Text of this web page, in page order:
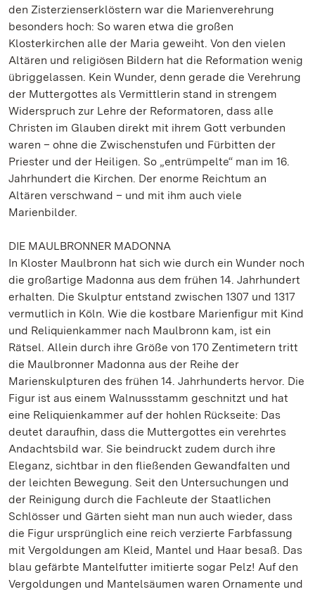
den Zisterzienserklöstern war die Marienverehrung
besonders hoch: So waren etwa die großen
Klosterkirchen alle der Maria geweiht. Von den vielen
Altären und religiösen Bildern hat die Reformation wenig
übriggelassen. Kein Wunder, denn gerade die Verehrung
der Muttergottes als Vermittlerin stand in strengem
Widerspruch zur Lehre der Reformatoren, dass alle
Christen im Glauben direkt mit ihrem Gott verbunden
waren – ohne die Zwischenstufen und Fürbitten der
Priester und der Heiligen. So „entrümpelte“ man im 16.
Jahrhundert die Kirchen. Der enorme Reichtum an
Altären verschwand – und mit ihm auch viele
Marienbilder.
DIE MAULBRONNER MADONNA
In Kloster Maulbronn hat sich wie durch ein Wunder noch
die großartige Madonna aus dem frühen 14. Jahrhundert
erhalten. Die Skulptur entstand zwischen 1307 und 1317
vermutlich in Köln. Wie die kostbare Marienfigur mit Kind
und Reliquienkammer nach Maulbronn kam, ist ein
Rätsel. Allein durch ihre Größe von 170 Zentimetern tritt
die Maulbronner Madonna aus der Reihe der
Marienskulpturen des frühen 14. Jahrhunderts hervor. Die
Figur ist aus einem Walnussstamm geschnitzt und hat
eine Reliquienkammer auf der hohlen Rückseite: Das
deutet daraufhin, dass die Muttergottes ein verehrtes
Andachtsbild war. Sie beindruckt zudem durch ihre
Eleganz, sichtbar in den fließenden Gewandfalten und
der leichten Bewegung. Seit den Untersuchungen und
der Reinigung durch die Fachleute der Staatlichen
Schlösser und Gärten sieht man nun auch wieder, dass
die Figur ursprünglich eine reich verzierte Farbfassung
mit Vergoldungen am Kleid, Mantel und Haar besaß. Das
blau gefärbte Mantelfutter imitierte sogar Pelz! Auf den
Vergoldungen und Mantelsäumen waren Ornamente und